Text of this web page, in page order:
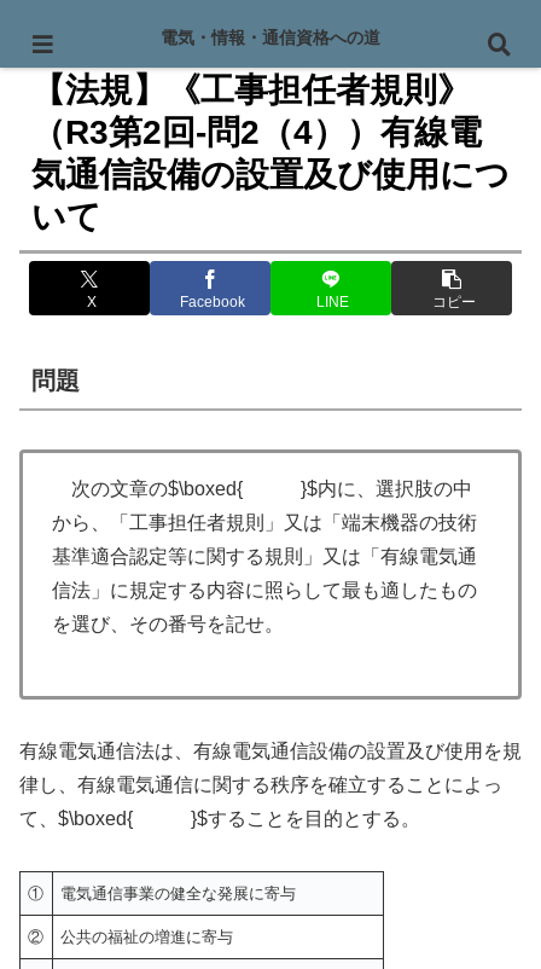
PR
【法規】《工事担任者規則》
（R3第2回-問2（4））有線電
気通信設備の設置及び使用につ
いて
X Facebook LINE コピー
問題
次の文章の$\boxed{ }$内に、選択肢の中
から、「工事担任者規則」又は「端末機器の技術
基準適合認定等に関する規則」又は「有線電気通
信法」に規定する内容に照らして最も適したもの
を選び、その番号を記せ。
有線電気通信法は、有線電気通信設備の設置及び使用を規
律し、有線電気通信に関する秩序を確立することによっ
て、$\boxed{ }$することを目的とする。
① 電気通信事業の健全な発展に寄与
② 公共の福祉の増進に寄与
電気・情報・通信資格への道